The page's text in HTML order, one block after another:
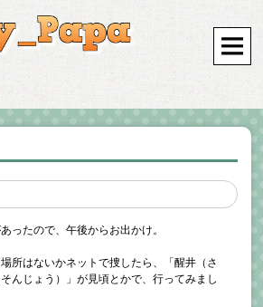
ったので、午後からお出かけ。
所はないかネットで捜したら、「醒井（さ
んじょう）」が見頃とかで、行ってみまし